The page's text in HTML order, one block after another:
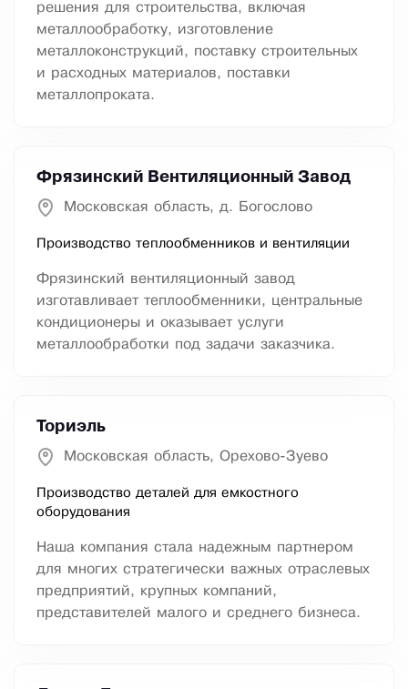
решения для строительства, включая
металлообработку, изготовление
металлоконструкций, поставку строительных
и расходных материалов, поставки
металлопроката.
Фрязинский Вентиляционный Завод
Московская область, д. Богослово
Производство теплообменников и вентиляции
Фрязинский вентиляционный завод
изготавливает теплообменники, центральные
кондиционеры и оказывает услуги
металлообработки под задачи заказчика.
Ториэль
Московская область, Орехово-Зуево
Производство деталей для емкостного
оборудования
Наша компания стала надежным партнером
для многих стратегически важных отраслевых
предприятий, крупных компаний,
представителей малого и среднего бизнеса.